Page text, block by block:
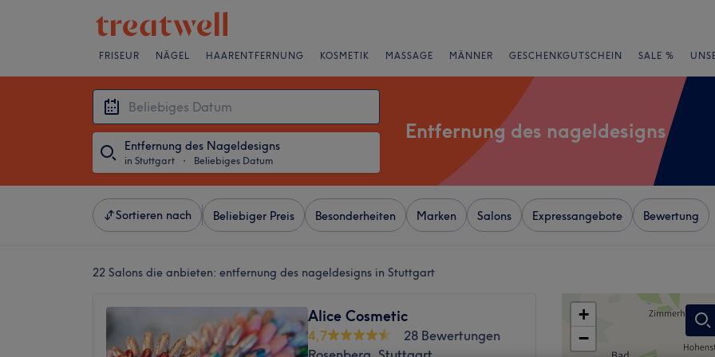
FRISEUR NÄGEL HAARENTFERNUNG KOSMETIK MASSAGE MÄNNER GESCHENKGUTSCHEIN SALE %
Entfernung des Nageldesigns
in Stuttgart ・ Beliebiges Datum
Entfernung des nageldesigns
Sortieren nach Beliebiger Preis Besonderheiten Marken Salons Expressangebote Bewertung
22 Salons die anbieten: entfernung des nageldesigns in Stuttgart
Alice Cosmetic
4,7
28 Bewertungen
+
−